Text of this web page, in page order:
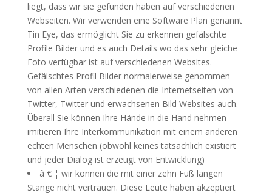
liegt, dass wir sie gefunden haben auf verschiedenen
Webseiten. Wir verwenden eine Software Plan genannt
Tin Eye, das ermöglicht Sie zu erkennen gefälschte
Profile Bilder und es auch Details wo das sehr gleiche
Foto verfügbar ist auf verschiedenen Websites.
Gefälschtes Profil Bilder normalerweise genommen
von allen Arten verschiedenen die Internetseiten von
Twitter, Twitter und erwachsenen Bild Websites auch.
Überall Sie können Ihre Hände in die Hand nehmen
imitieren Ihre Interkommunikation mit einem anderen
echten Menschen (obwohl keines tatsächlich existiert
und jeder Dialog ist erzeugt von Entwicklung)
â € ¦ wir können die mit einer zehn Fuß langen
Stange nicht vertrauen. Diese Leute haben akzeptiert